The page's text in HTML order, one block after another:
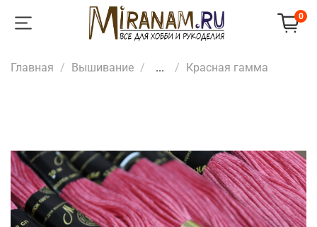
0
Главная Вышивание ... Красная гамма